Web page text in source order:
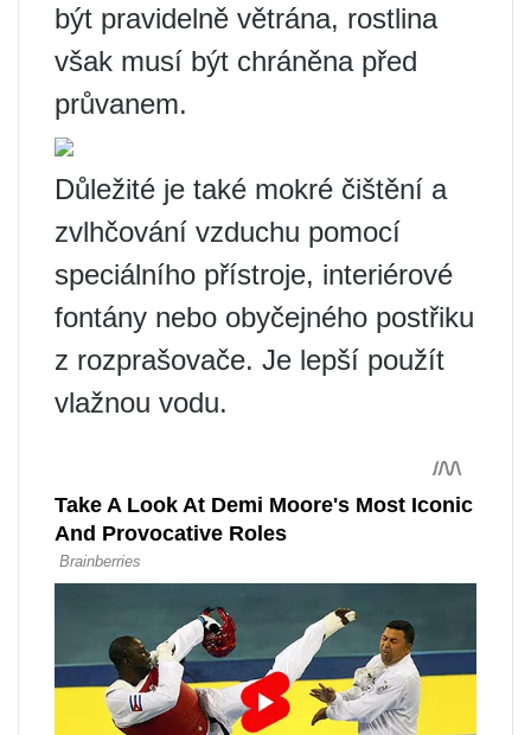
být pravidelně větrána, rostlina
však musí být chráněna před
průvanem.
Důležité je také mokré čištění a
zvlhčování vzduchu pomocí
speciálního přístroje, interiérové ​​
fontány nebo obyčejného postřiku
z rozprašovače. Je lepší použít
vlažnou vodu.